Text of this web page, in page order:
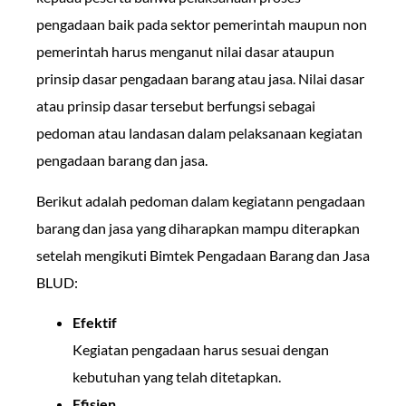
pengadaan baik pada sektor pemerintah maupun non
pemerintah harus menganut nilai dasar ataupun
prinsip dasar pengadaan barang atau jasa. Nilai dasar
atau prinsip dasar tersebut berfungsi sebagai
pedoman atau landasan dalam pelaksanaan kegiatan
pengadaan barang dan jasa.
Berikut adalah pedoman dalam kegiatann pengadaan
barang dan jasa yang diharapkan mampu diterapkan
setelah mengikuti Bimtek Pengadaan Barang dan Jasa
BLUD:
Efektif
Kegiatan pengadaan harus sesuai dengan
kebutuhan yang telah ditetapkan.